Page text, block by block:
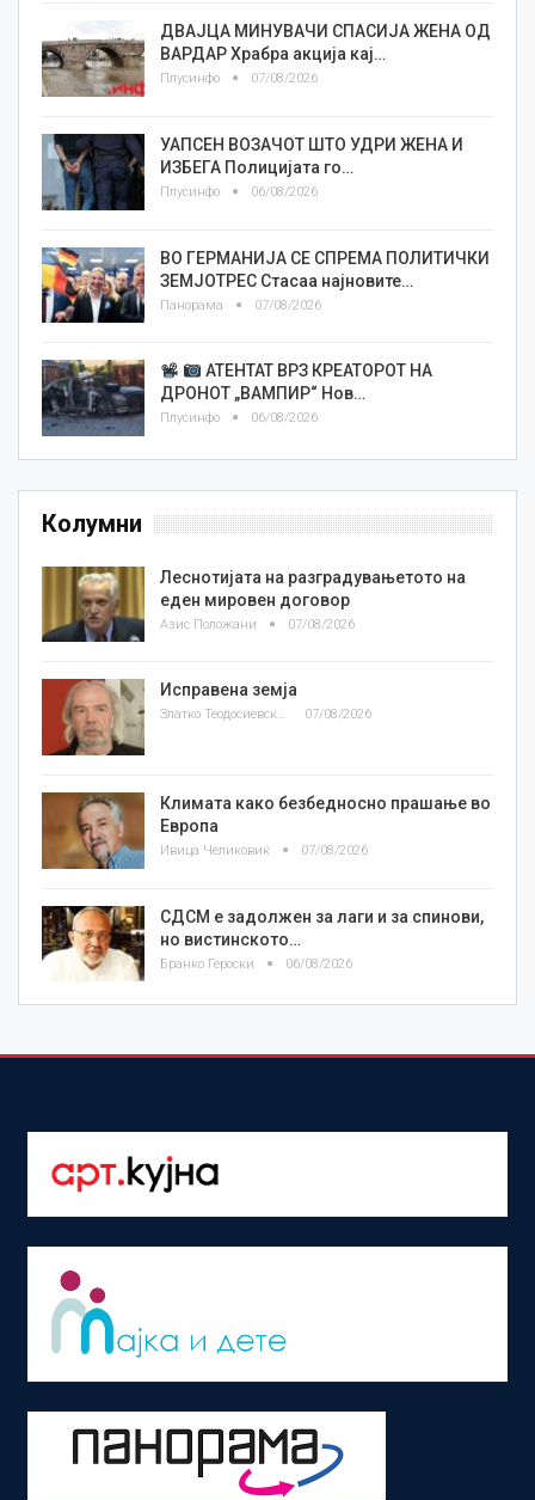
ДВАЈЦА МИНУВАЧИ СПАСИЈА ЖЕНА ОД
ВАРДАР Храбра акција кај…
Плусинфо 07/08/2026
УАПСЕН ВОЗАЧОТ ШТО УДРИ ЖЕНА И
ИЗБЕГА Полицијата го…
Плусинфо 06/08/2026
ВО ГЕРМАНИЈА СЕ СПРЕМА ПОЛИТИЧКИ
ЗЕМЈОТРЕС Стасаа најновите…
Панорама 07/08/2026
АТЕНТАТ ВРЗ КРЕАТОРОТ НА
ДРОНОТ „ВАМПИР“ Нов…
Плусинфо 06/08/2026
Колумни
Леснотијата на разградувањетото на
еден мировен договор
Азис Положани 07/08/2026
Исправена земја
Златко Теодосиевски 07/08/2026
Климата како безбедносно прашање во
Европа
Ивица Челиковиќ 07/08/2026
СДСМ е задолжен за лаги и за спинови,
но вистинското…
Бранко Героски 06/08/2026